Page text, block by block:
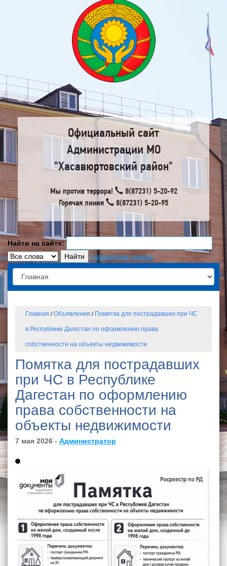
Официальный сайт
Администрации МО
"Хасавюртовский район"
Мы против террора!
8(87231) 5-20-92
Горячая линия
8(87231) 5-20-95
Найти на сайте:
параметры поиска
Главная / Объявления / Помятка для пострадавших при ЧС
в Республике Дагестан по оформлению права
собственности на объекты недвижимости
Помятка для пострадавших
при ЧС в Республике
Дагестан по оформлению
права собственности на
объекты недвижимости
7 мая 2026 - Администратор